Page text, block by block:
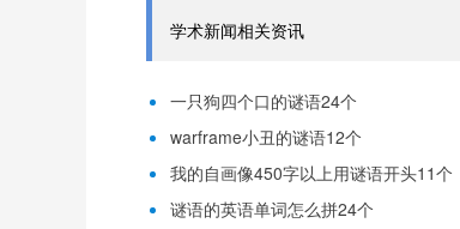
学术新闻相关资讯
一只狗四个口的谜语24个
warframe小丑的谜语12个
我的自画像450字以上用谜语开头11个
谜语的英语单词怎么拼24个